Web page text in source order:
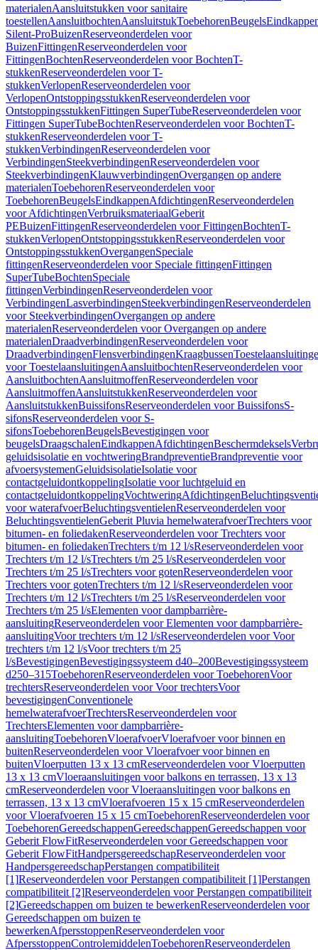
materialenAansluitstukken voor sanitaire
toestellenAansluitbochtenAansluitstukToebehorenBeugels
Silent-ProBuizenReserveonderdelen voor
BuizenFittingenReserveonderdelen voor
FittingenBochtenReserveonderdelen voor BochtenT-
stukkenReserveonderdelen voor T-
stukkenVerlopenReserveonderdelen voor
VerlopenOntstoppingsstukkenReserveonderdelen voor
OntstoppingsstukkenFittingen SuperTubeReserveonderdelen voor
Fittingen SuperTubeBochtenReserveonderdelen voor BochtenT-
stukkenReserveonderdelen voor T-
stukkenVerbindingenReserveonderdelen voor
VerbindingenSteekverbindingenReserveonderdelen voor
SteekverbindingenKlauwverbindingenOvergangen op andere
materialenToebehorenReserveonderdelen voor
ToebehorenBeugelsEindkappenAfdichtingenReserveonderdelen
voor AfdichtingenVerbruiksmateriaalGeberit
PEBuizenFittingenReserveonderdelen voor FittingenBochtenT-
stukkenVerlopenOntstoppingsstukkenReserveonderdelen voor
OntstoppingsstukkenOvergangenSpeciale
fittingenReserveonderdelen voor Speciale fittingenFittingen
SuperTubeBochtenSpeciale
fittingenVerbindingenReserveonderdelen voor
VerbindingenLasverbindingenSteekverbindingenReserveonderdelen
voor SteekverbindingenOvergangen op andere
materialenReserveonderdelen voor Overgangen op andere
materialenDraadverbindingenReserveonderdelen voor
DraadverbindingenFlensverbindingenKraagbussen
voor ToestelaansluitingenAansluitbochtenReserveonderdelen voor
AansluitbochtenAansluitmoffenReserveonderdelen voor
AansluitmoffenAansluitstukkenReserveonderdelen voor
AansluitstukkenBuissifonsReserveonderdelen voor BuissifonsS-
sifonsReserveonderdelen voor S-
sifonsToebehorenBeugelsBevestigingen voor
beugelsDraagschalenEindkappenAfdichtingenBeschermdeksels
geluidsisolatie en vochtweringBrandpreventieBrandpreventie voor
afvoersystemenGeluidsisolatieIsolatie voor
contactgeluidontkoppelingIsolatie voor luchtgeluid en
contactgeluidontkoppelingVochtweringAfdichtingen
voor waterafvoerBeluchtingsventielenReserveonderdelen voor
BeluchtingsventielenGeberit Pluvia hemelwaterafvoerTrechters voor
bitumen- en foliedakenReserveonderdelen voor Trechters voor
bitumen- en foliedakenTrechters t/m 12 l/sReserveonderdelen voor
Trechters t/m 12 l/sTrechters t/m 25 l/sReserveonderdelen voor
Trechters t/m 25 l/sTrechters voor gotenReserveonderdelen voor
Trechters voor gotenTrechters t/m 12 l/sReserveonderdelen voor
Trechters t/m 12 l/sTrechters t/m 25 l/sReserveonderdelen voor
Trechters t/m 25 l/sElementen voor dampbarrière-
aansluitingReserveonderdelen voor Elementen voor dampbarrière-
aansluitingVoor trechters t/m 12 l/sReserveonderdelen voor Voor
trechters t/m 12 l/sVoor trechters t/m 25
l/sBevestigingenBevestigingssysteem d40–200Bevestigingssysteem
d250–315ToebehorenReserveonderdelen voor ToebehorenVoor
trechtersReserveonderdelen voor Voor trechtersVoor
bevestigingenConventionele
hemelwaterafvoerTrechtersReserveonderdelen voor
TrechtersElementen voor dampbarrière-
aansluitingToebehorenVloerafvoerVloerafvoer voor binnen en
buitenReserveonderdelen voor Vloerafvoer voor binnen en
buitenVloerputten 13 x 13 cmReserveonderdelen voor Vloerputten
13 x 13 cmVloeraansluitingen voor balkons en terrassen, 13 x 13
cmReserveonderdelen voor Vloeraansluitingen voor balkons en
terrassen, 13 x 13 cmVloerafvoeren 15 x 15 cmReserveonderdelen
voor Vloerafvoeren 15 x 15 cmToebehorenReserveonderdelen voor
ToebehorenGereedschappenGereedschappenGereedschappen voor
Geberit FlowFitReserveonderdelen voor Gereedschappen voor
Geberit FlowFitHandpersgereedschapReserveonderdelen voor
HandpersgereedschapPerstangen compatibiliteit
[1]Reserveonderdelen voor Perstangen compatibiliteit [1]Perstangen
compatibiliteit [2]Reserveonderdelen voor Perstangen compatibiliteit
[2]Gereedschappen om buizen te bewerkenReserveonderdelen voor
Gereedschappen om buizen te
bewerkenAfpersstoppenReserveonderdelen voor
AfpersstoppenControlemiddelenToebehorenReserveonderdelen